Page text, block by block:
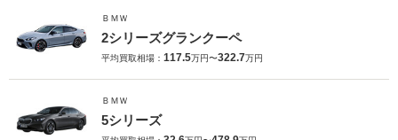
ＢＭＷ
2シリーズグランクーペ
平均買取相場： 117.5万円〜322.7万円
ＢＭＷ
5シリーズ